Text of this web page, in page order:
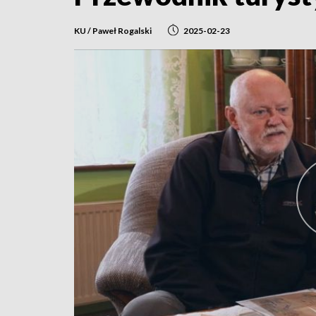
KU / Paweł Rogalski 2025-02-23